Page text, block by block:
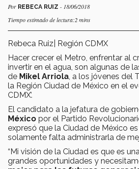
Por REBECA RUIZ - 18/06/2018
Tiempo estimado de lectura:2 mins
Rebeca Ruiz| Región CDMX
Hacer crecer el Metro, enfrentar al
invertir en el agua, son algunas de
de Mikel Arriola , a los jóvenes del
la Región Ciudad de México en el
CDMX’.
El candidato a la jefatura de
México por el Partido
expresó que la Ciudad de México
solamente falta administrarla de
“Mi visión de la Ciudad es que es
grandes oportunidades y